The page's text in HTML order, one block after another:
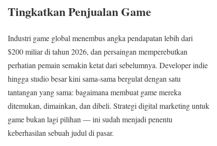
Tingkatkan Penjualan Game
Industri game global menembus angka pendapatan lebih dari
$200 miliar di tahun 2026, dan persaingan memperebutkan
perhatian pemain semakin ketat dari sebelumnya. Developer indie
hingga studio besar kini sama-sama bergulat dengan satu
tantangan yang sama: bagaimana membuat game mereka
ditemukan, dimainkan, dan dibeli. Strategi digital marketing untuk
game bukan lagi pilihan — ini sudah menjadi penentu
keberhasilan sebuah judul di pasar.